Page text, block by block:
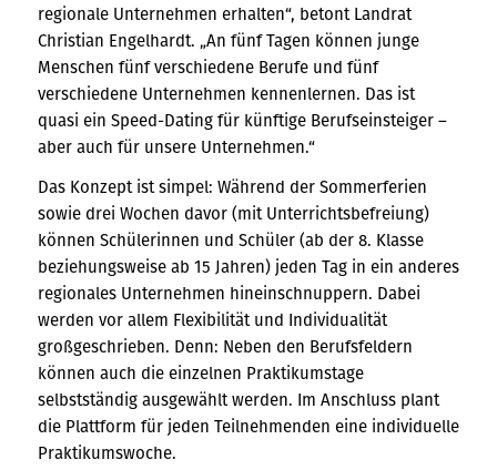
regionale Unternehmen erhalten“, betont Landrat
Christian Engelhardt. „An fünf Tagen können junge
Menschen fünf verschiedene Berufe und fünf
verschiedene Unternehmen kennenlernen. Das ist
quasi ein Speed-Dating für künftige Berufseinsteiger –
aber auch für unsere Unternehmen.“
Das Konzept ist simpel: Während der Sommerferien
sowie drei Wochen davor (mit Unterrichtsbefreiung)
können Schülerinnen und Schüler (ab der 8. Klasse
beziehungsweise ab 15 Jahren) jeden Tag in ein anderes
regionales Unternehmen hineinschnuppern. Dabei
werden vor allem Flexibilität und Individualität
großgeschrieben. Denn: Neben den Berufsfeldern
können auch die einzelnen Praktikumstage
selbstständig ausgewählt werden. Im Anschluss plant
die Plattform für jeden Teilnehmenden eine individuelle
Praktikumswoche.